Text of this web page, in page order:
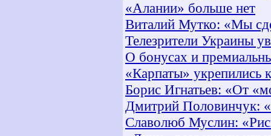
«Алании» больше нет
Виталий Мутко: «Мы
Телезрители Украины
О бонусах и
«Карпаты» укрепились
Борис Игнатьев: «От
Дмитрий Половинчук:
Славолюб Муслин: